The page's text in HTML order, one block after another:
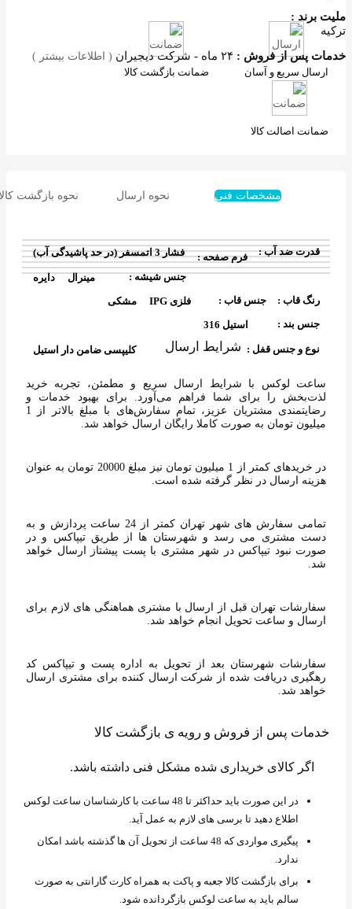
برند :
پس از فروش : ۲۴ ماه - شرکت دیجیران ( اطلاعات بیشتر )
ارسال سریع و آسان ضمانت بازگشت کالا
ضمانت اصالت کالا
مشخصات فنی نحوه ارسال نحوه بازگشت کالا
قدرت ضد آب : فشار 3 اتمسفر (در حد پاشیدگی آب)
فرم صفحه :
دایره
جنس شیشه :
مینرال
رنگ قاب :
مشکی جنس قاب :
فلزی IPG
جنس بند :
استیل 316
نوع و جنس قفل : کلیپسی ضامن دار استیل شرایط ارسال
ساعت لوکس با شرایط ارسال سریع‌ و مطمئن، تجربه خرید
لذت‌بخش را برای شما فراهم می‌آورد. برای بهبود خدمات و
رضایتمندی مشتریان عزیز، تمام سفارش‌های با مبلغ بالاتر از 1
میلیون تومان به‌ صورت کاملا رایگان ارسال خواهد شد.
در خریدهای کمتر از 1 میلیون تومان نیز مبلغ 20000 تومان به عنوان
هزینه ارسال در نظر گرفته شده است.
تمامی سفارش های شهر تهران کمتر از 24 ساعت پردازش و به
دست مشتری می رسد و شهرستان ها از طریق تیپاکس و در
صورت نبود تیپاکس در شهر مشتری با پست پیشتاز ارسال خواهد
شد.
سفارشات تهران قبل از ارسال با مشتری هماهنگی های لازم برای
ارسال و ساعت تحویل انجام خواهد شد.
سفارشات شهرستان بعد از تحویل به اداره پست و تیپاکس کد
رهگیری دریافت شده از شرکت ارسال کننده برای مشتری ارسال
خواهد شد.
خدمات پس از فروش و رویه ی بازگشت کالا
اگر کالای خریداری شده مشکل فنی داشته باشد.
در این صورت باید حداکثر تا 48 ساعت با کارشناسان ساعت لوکس
اطلاع دهید تا برسی های لازم به عمل آید.
پیگیری مواردی که 48 ساعت از تحویل آن ها گذشته باشد امکان
ندارد.
برای بازگشت کالا جعبه و پاکت به همراه کارت گارانتی به صورت
سالم باید به ساعت لوکس بازگردانده شود.